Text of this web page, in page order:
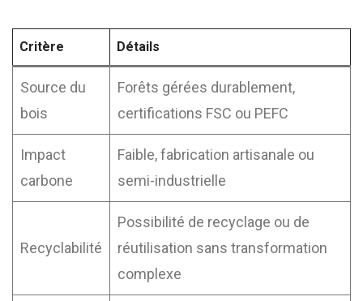
Critère Détails
Source du
bois
Forêts gérées durablement,
certifications FSC ou PEFC
Impact
carbone
Faible, fabrication artisanale ou
semi-industrielle
Recyclabilité
Possibilité de recyclage ou de
réutilisation sans transformation
complexe